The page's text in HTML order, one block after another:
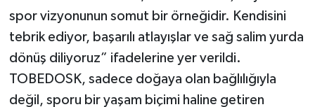
spor vizyonunun somut bir örneğidir. Kendisini
tebrik ediyor, başarılı atlayışlar ve sağ salim yurda
dönüş diliyoruz” ifadelerine yer verildi.
TOBEDOSK, sadece doğaya olan bağlılığıyla
değil, sporu bir yaşam biçimi haline getiren